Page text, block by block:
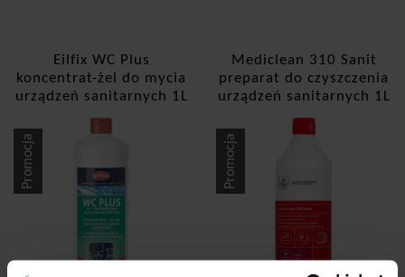
Eilfix WC Plus
koncentrat-żel do mycia
urządzeń sanitarnych 1L
Promocja
Mediclean 310 Sanit
preparat do czyszczenia
urządzeń sanitarnych 1L
Wiśnia
Promocja